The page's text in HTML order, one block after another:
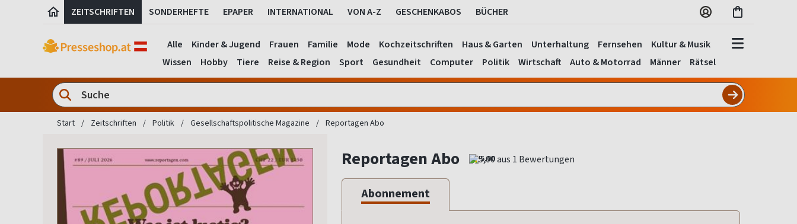
ZEITSCHRIFTEN SONDERHEFTE EPAPER INTERNATIONAL VON A-Z GESCHENKABOS BÜCHER
Alle Kinder & Jugend Frauen Familie Mode Kochzeitschriften Haus & Garten Unterhaltung Fernsehen
Kultur & Musik
Wissen
Hobby Tiere Reise & Region Sport Gesundheit Computer Politik Wirtschaft Auto & Motorrad Männer Rätsel
Start Zeitschriften Politik Gesellschaftspolitische Magazine Reportagen Abo
Reportagen Abo 5,00
Abonnement